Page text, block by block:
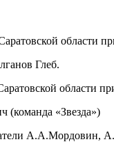
Глеб.
(команда «Звезда»)
А.А.Мордовин,